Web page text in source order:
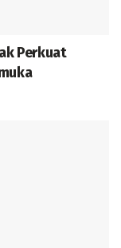
Perkuat